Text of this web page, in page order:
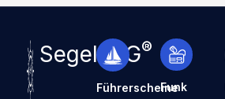
SegelnAG®
Führerscheine
Funk